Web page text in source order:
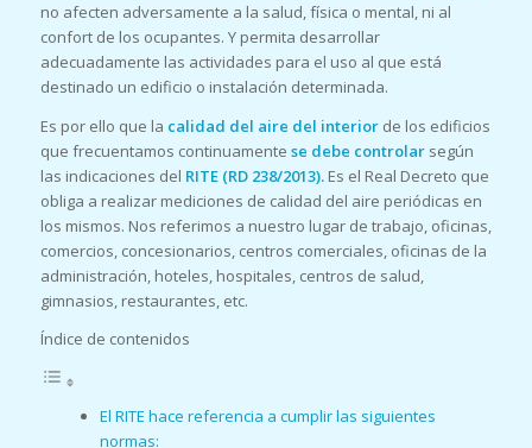
no afecten adversamente a la salud, física o mental, ni al
confort de los ocupantes. Y permita desarrollar
adecuadamente las actividades para el uso al que está
destinado un edificio o instalación determinada.
Es por ello que la calidad del aire del interiorde los edificios
que frecuentamos continuamente se debe controlar según
las indicaciones del RITE (RD 238/2013).Es el Real Decreto que
obliga a realizar mediciones de calidad del aire periódicas en
los mismos. Nos referimos a nuestro lugar de trabajo, oficinas,
comercios, concesionarios, centros comerciales, oficinas de la
administración, hoteles, hospitales, centros de salud,
gimnasios, restaurantes, etc.
Índice de contenidos
El RITE hace referencia a cumplir las siguientes
normas: